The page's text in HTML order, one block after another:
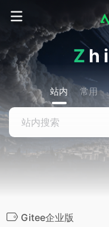
Zhi
站内 常用
Gitee企业版